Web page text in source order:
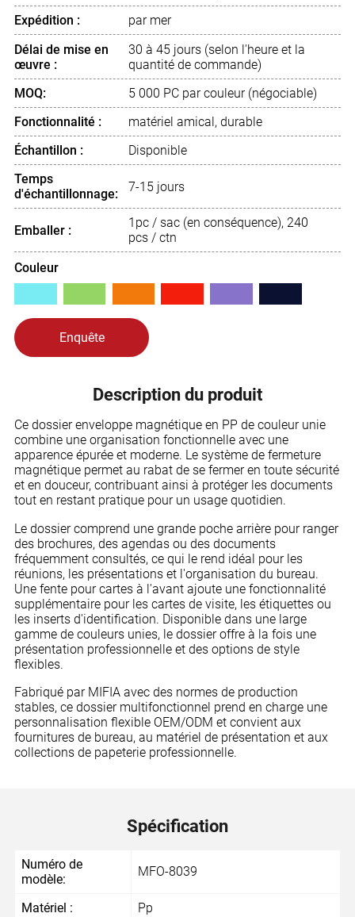
Expédition :
par mer
Délai de mise en
œuvre :
30 à 45 jours (selon l'heure et la
quantité de commande)
MOQ:
5 000 PC par couleur (négociable)
Fonctionnalité :
matériel amical, durable
Échantillon :
Disponible
Temps
d'échantillonnage:
7-15 jours
Emballer :
1pc / sac (en conséquence), 240
pcs / ctn
Couleur
Enquête
Description du produit
Ce dossier enveloppe magnétique en PP de couleur unie
combine une organisation fonctionnelle avec une
apparence épurée et moderne. Le système de fermeture
magnétique permet au rabat de se fermer en toute sécurité
et en douceur, contribuant ainsi à protéger les documents
tout en restant pratique pour un usage quotidien.
Le dossier comprend une grande poche arrière pour ranger
des brochures, des agendas ou des documents
fréquemment consultés, ce qui le rend idéal pour les
réunions, les présentations et l'organisation du bureau.
Une fente pour cartes à l'avant ajoute une fonctionnalité
supplémentaire pour les cartes de visite, les étiquettes ou
les inserts d'identification. Disponible dans une large
gamme de couleurs unies, le dossier offre à la fois une
présentation professionnelle et des options de style
flexibles.
Fabriqué par MIFIA avec des normes de production
stables, ce dossier multifonctionnel prend en charge une
personnalisation flexible OEM/ODM et convient aux
fournitures de bureau, au matériel de présentation et aux
collections de papeterie professionnelle.
Spécification
Numéro de
modèle:
MFO-8039
Matériel : Pp